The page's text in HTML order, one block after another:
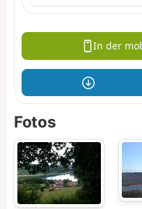
In der
Fotos